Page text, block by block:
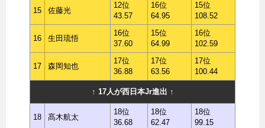
15 佐藤光
12位
43.57
16位
64.95
15位
108.52
16 生田琉悟
16位
37.60
15位
64.99
16位
102.59
17 森岡知也
17位
36.88
17位
63.56
17位
100.44
↑ 17人が西日本Jr進出 ↑
18 髙木航太
18位
36.68
18位
62.47
18位
99.15